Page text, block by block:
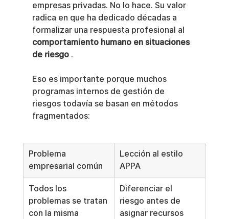
empresas privadas. No lo hace. Su valor
radica en que ha dedicado décadas a
formalizar una respuesta profesional al
comportamiento humano en situaciones
de riesgo .
Eso es importante porque muchos
programas internos de gestión de
riesgos todavía se basan en métodos
fragmentados:
Problema
empresarial común
Lección al estilo
APPA
Todos los
problemas se tratan
con la misma
Diferenciar el
riesgo antes de
asignar recursos